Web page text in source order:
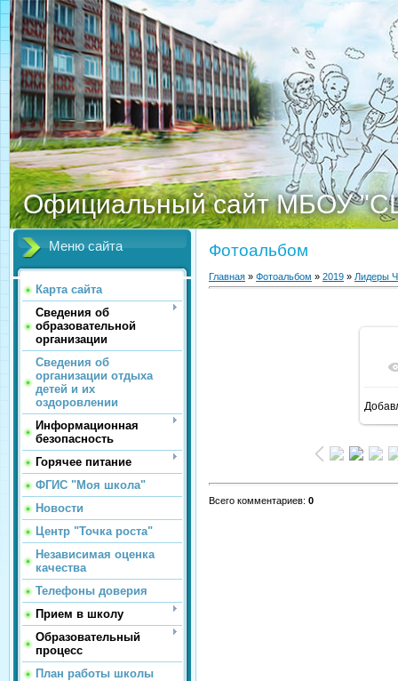
Официальный сайт МБОУ
Меню сайта
Карта сайта
Сведения об
образовательной
организации
Сведения об
организации отдыха
детей и их
оздоровлении
Информационная
безопасность
Горячее питание
ФГИС "Моя школа"
Новости
Центр "Точка роста"
Независимая оценка
качества
Телефоны доверия
Прием в школу
Образовательный
процесс
План работы школы
Фотоальбом
Главная » Фотоальбом » 2019 » Лидеры
Всего комментариев: 0